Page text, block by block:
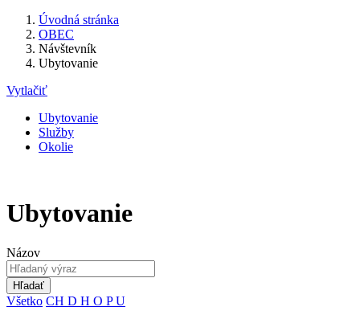
Úvodná stránka
OBEC
Návštevník
Ubytovanie
Vytlačiť
Ubytovanie
Služby
Okolie
Ubytovanie
Názov
Hľadať
Všetko CH D H O PU